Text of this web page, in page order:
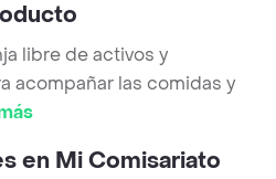
libre de activos y
acompañar las comidas y
en Mi Comisariato